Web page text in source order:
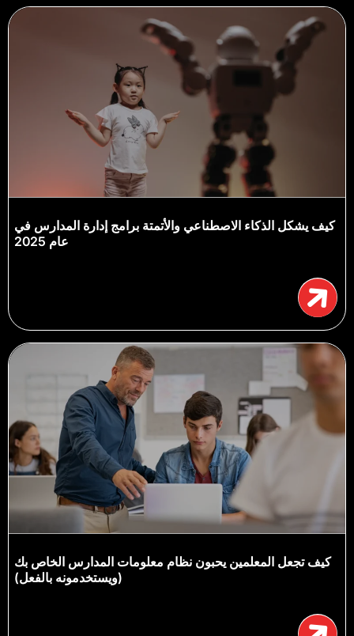
كيف يشكل الذكاء الاصطناعي والأتمتة برامج إدارة المدارس في
عام 2025
كيف تجعل المعلمين يحبون نظام معلومات المدارس الخاص بك
(ويستخدمونه بالفعل)